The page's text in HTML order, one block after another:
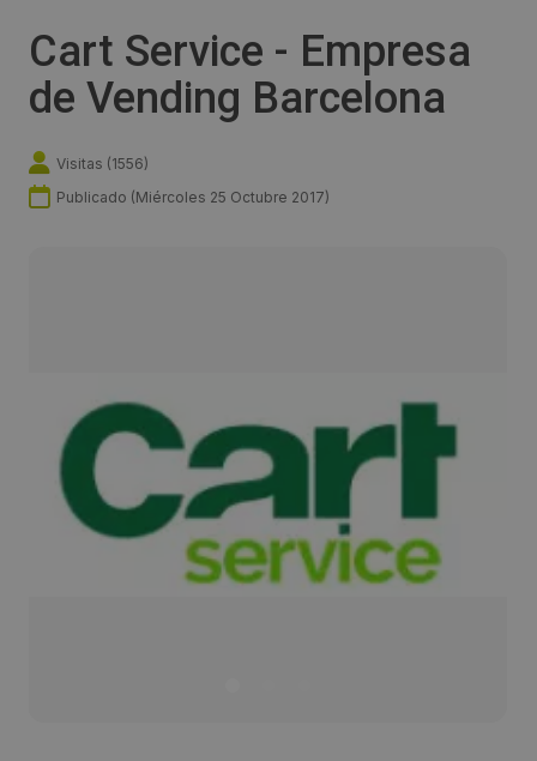
Cart Service - Empresa
de Vending Barcelona
Visitas (1556)
Publicado (Miércoles 25 Octubre 2017)